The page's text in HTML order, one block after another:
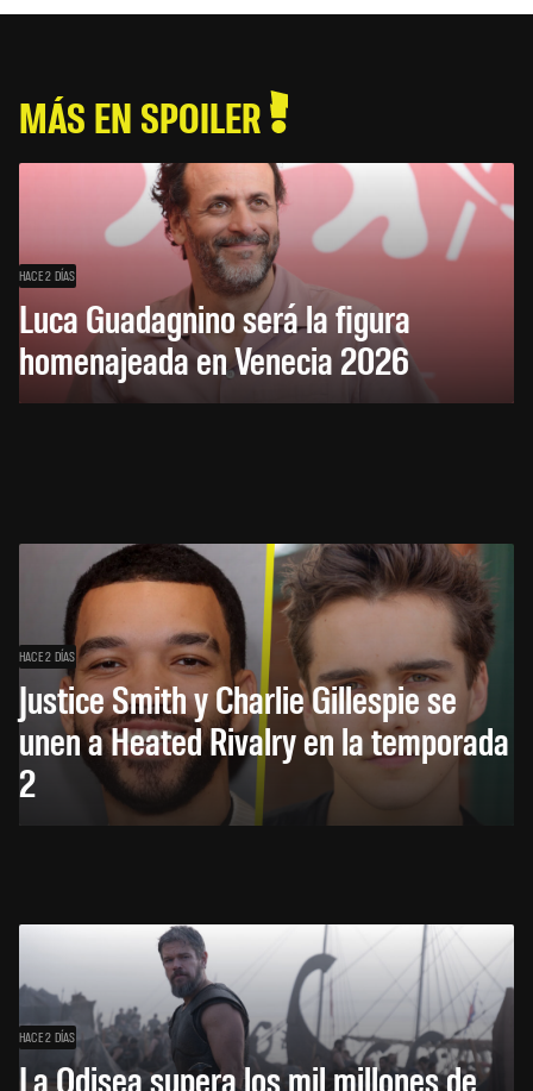
MÁS EN SPOILER
HACE 2 DÍAS
Luca Guadagnino será la figura
homenajeada en Venecia 2026
HACE 2 DÍAS
Justice Smith y Charlie Gillespie se
unen a Heated Rivalry en la temporada
2
HACE 2 DÍAS
La Odisea supera los mil millones de